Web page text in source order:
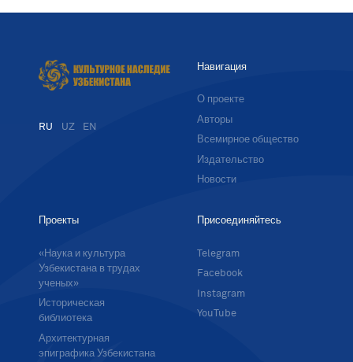
RU UZ EN
Навигация
О проекте
Авторы
Всемирное общество
Издательство
Новости
Проекты
«Наука и культура
Узбекистана в трудах
ученых»
Историческая
библиотека
Архитектурная
эпиграфика Узбекистана
Присоединяйтесь
Telegram
Facebook
Instagram
YouTube